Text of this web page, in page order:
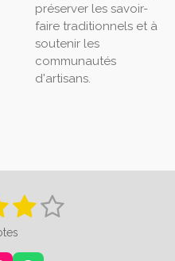
préserver les savoir-
faire traditionnels et à
soutenir les
communautés
d'artisans.
4
é
5